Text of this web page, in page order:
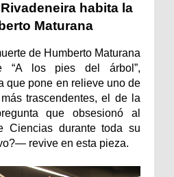
habita la
Maturana
de Humberto Maturana
“A los pies del árbol”,
que pone en relieve uno de
trascendentes, el de la
que obsesionó al
Ciencias durante toda su
revive en esta pieza.